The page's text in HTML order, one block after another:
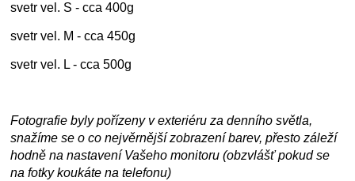
svetr vel. S - cca 400g
svetr vel. M - cca 450g
svetr vel. L - cca 500g
Fotografie byly pořízeny v exteriéru za denního světla,
snažíme se o co nejvěrnější zobrazení barev, přesto záleží
hodně na nastavení Vašeho monitoru (obzvlášť pokud se
na fotky koukáte na telefonu)